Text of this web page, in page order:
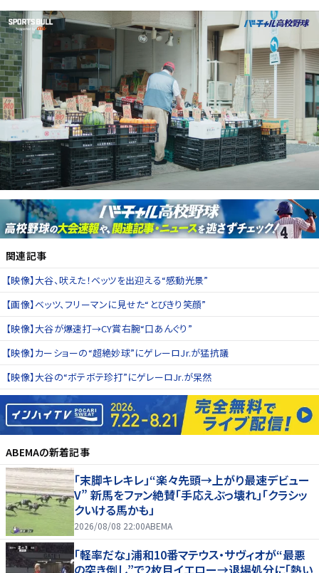
関連記事
【映像】大谷、吠えた！ベッツを出迎える“感動光景”
【画像】ベッツ、フリーマンに見せた“とびきり笑顔”
【映像】大谷が爆速打→CY賞右腕“口あんぐり”
【映像】カーショーの“超絶妙球”にゲレーロJr.が猛抗議
【映像】大谷の“ボテボテ珍打”にゲレーロJr.が呆然
ABEMAの新着記事
「末脚キレキレ」“楽々先頭→上がり最速デビュー
V” 新馬をファン絶賛「手応えぶっ壊れ」「クラシッ
クいける馬かも」
2026/08/08 22:00ABEMA
「軽率だな」浦和10番マテウス・サヴィオが“最悪